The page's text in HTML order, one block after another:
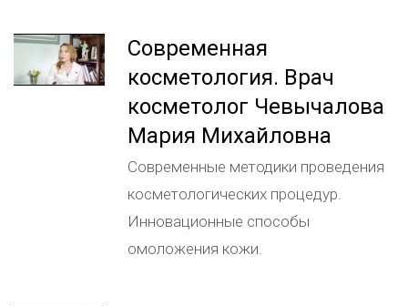
Современная
косметология. Врач
косметолог Чевычалова
Мария Михайловна
Современные методики проведения
косметологических процедур.
Инновационные способы
омоложения кожи.